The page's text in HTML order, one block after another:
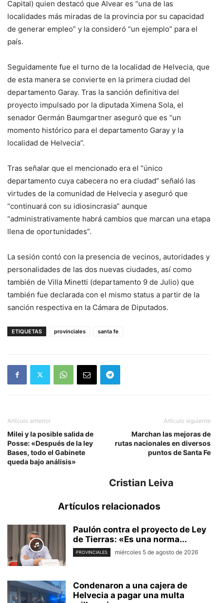
Capital) quien destacó que Alvear es “una de las
localidades más miradas de la provincia por su capacidad
de generar empleo” y la consideró “un ejemplo” para el
país.
Seguidamente fue el turno de la localidad de Helvecia, que
de esta manera se convierte en la primera ciudad del
departamento Garay. Tras la sanción definitiva del
proyecto impulsado por la diputada Ximena Sola, el
senador Germán Baumgartner aseguró que es “un
momento histórico para el departamento Garay y la
localidad de Helvecia”.
Tras señalar que el mencionado era el “único
departamento cuya cabecera no era ciudad” señaló las
virtudes de la comunidad de Helvecia y aseguró que
“continuará con su idiosincrasia” aunque
“administrativamente habrá cambios que marcan una etapa
llena de oportunidades”.
La sesión contó con la presencia de vecinos, autoridades y
personalidades de las dos nuevas ciudades, así como
también de Villa Minetti (departamento 9 de Julio) que
también fue declarada con el mismo status a partir de la
sanción respectiva en la Cámara de Diputados.
ETIQUETAS provinciales santa fe
Artículo anterior
Milei y la posible salida de
Posse: «Después de la ley
Bases, todo el Gabinete
queda bajo análisis»
Artículo siguiente
Marchan las mejoras de
rutas nacionales en diversos
puntos de Santa Fe
Cristian Leiva
Artículos relacionados
Paulón contra el proyecto de Ley
de Tierras: «Es una norma...
PROVINCIALES miércoles 5 de agosto de 2026
Condenaron a una cajera de
Helvecia a pagar una multa